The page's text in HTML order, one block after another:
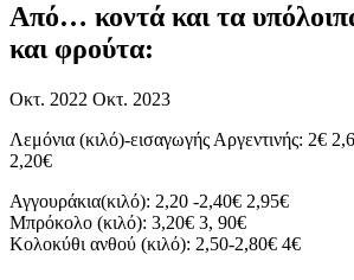
Από… κοντά και τα
και φρούτα:
Οκτ. 2022 Οκτ. 2023
Λεμόνια (κιλό)-εισαγωγής Αργεντινής: 2€
2,20€
Αγγουράκια(κιλό): 2,20 -2,40€ 2,95€
Μπρόκολο (κιλό): 3,20€ 3, 90€
Κολοκύθι ανθού (κιλό): 2,50-2,80€ 4€